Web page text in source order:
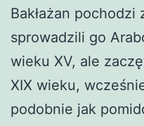
Bakłażan
sprowadzili go
wieku XV, ale
XIX wieku,
podobnie jak